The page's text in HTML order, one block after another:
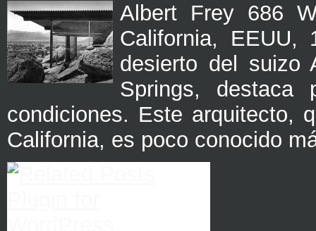
Albert Frey 686
California,
desierto del suizo
Springs,
condiciones. Este arquitecto,
California, es poco conocido